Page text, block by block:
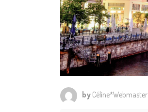
by Céline*Webmaster